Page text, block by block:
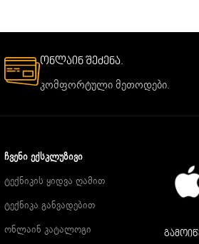
ონლაინ შეძენა.
კომფორტული მეთოდები.
ᲩᲕᲔᲜᲘ ᲔᲥᲡᲙᲚᲣᲖᲘᲕᲘ
ტექნიკის ყიდვა ღამით
ტექნიკა განვადებით
ონლაინ კატალოგი